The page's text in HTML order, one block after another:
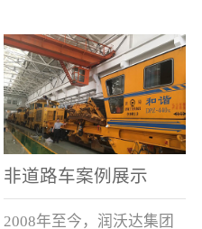
中国累计升级改造非道路
运输车辆10000余辆，涵盖
了所有非道路车辆类型。
非道路车案例展示
2008年至今，润沃达集团